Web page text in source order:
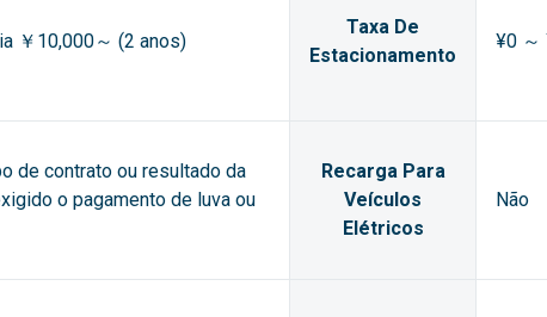
￥10,000～ (2 anos)
Taxa De
Estacionamento
¥0 ～
de contrato ou resultado da
o pagamento de luva ou
Recarga Para
Veículos
Elétricos
Não